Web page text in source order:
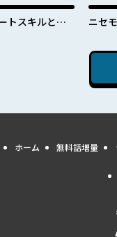
トスキルと勇
ニセ
ホーム 無料話増量